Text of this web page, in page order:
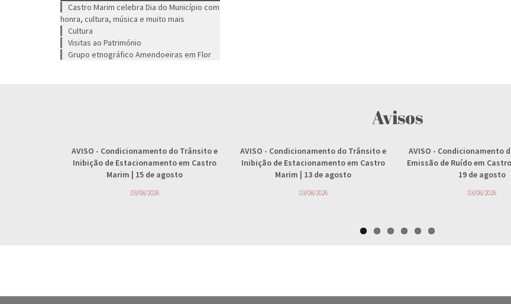
Castro Marim celebra Dia do Município com
honra, cultura, música e muito mais
Cultura
Visitas ao Património
Grupo etnográfico Amendoeiras em Flor
Avisos
AVISO - Condicionamento do Trânsito e
Inibição de Estacionamento em Castro
Marim | 15 de agosto
03/08/2026
AVISO - Condicionamento do Trânsito e
Inibição de Estacionamento em Castro
Marim | 13 de agosto
03/08/2026
AVISO - Condicionamento
Emissão de Ruído em
19 de agosto
03/08/2026